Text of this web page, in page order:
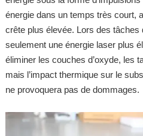
énergie dans un temps très court,
crête plus élevée. Lors des tâches
seulement une énergie laser plus
éliminer les couches d’oxyde, les
mais l’impact thermique sur le
ne provoquera pas de dommages.